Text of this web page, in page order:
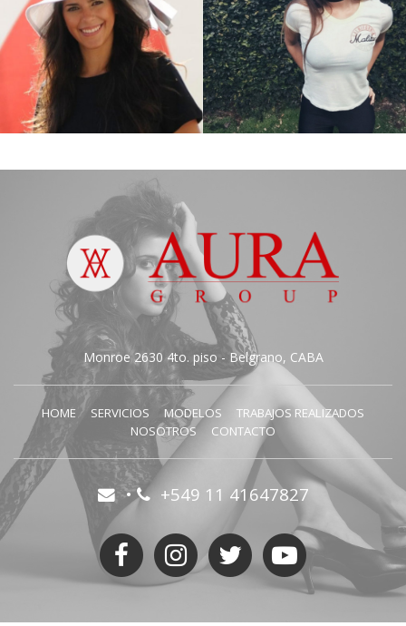
Monroe 2630 4to. piso - Belgrano, CABA
HOME SERVICIOS MODELOS
TRABAJOS REALIZADOS
NOSOTROS
CONTACTO
• +549 11 41647827